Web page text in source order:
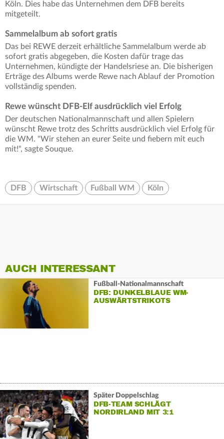
Köln. Dies habe das Unternehmen dem DFB bereits
mitgeteilt.
Sammelalbum ab sofort gratis
Das bei REWE derzeit erhältliche Sammelalbum werde ab
sofort gratis abgegeben, die Kosten dafür trage das
Unternehmen, kündigte der Handelsriese an. Die bisherigen
Erträge des Albums werde Rewe nach Ablauf der Promotion
vollständig spenden.
Rewe wünscht DFB-Elf ausdrücklich viel Erfolg
Der deutschen Nationalmannschaft und allen Spielern
wünscht Rewe trotz des Schritts ausdrücklich viel Erfolg für
die WM. "Wir stehen an eurer Seite und fiebern mit euch
mit!", sagte Souque.
DFB Wirtschaft Fußball WM Köln
AUCH INTERESSANT
Fußball-Nationalmannschaft
DFB: DUNKELBLAUE WM-
AUSWÄRTSTRIKOTS
Später Doppelschlag
DFB-TEAM SCHLÄGT
NORDIRLAND MIT 3:1